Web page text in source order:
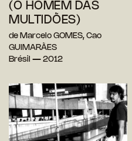
(O HOMEM DAS
MULTIDÕES)
de Marcelo GOMES, Cao
GUIMARÃES
Brésil — 2012